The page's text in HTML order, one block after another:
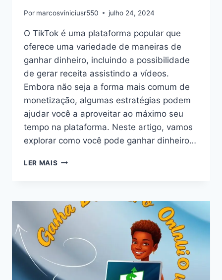
Por marcosviniciusr550 julho 24, 2024
O TikTok é uma plataforma popular que
oferece uma variedade de maneiras de
ganhar dinheiro, incluindo a possibilidade
de gerar receita assistindo a vídeos.
Embora não seja a forma mais comum de
monetização, algumas estratégias podem
ajudar você a aproveitar ao máximo seu
tempo na plataforma. Neste artigo, vamos
explorar como você pode ganhar dinheiro…
LER MAIS COMO
TIKTOK
ASSISTINDO
VÍDEOS
2024